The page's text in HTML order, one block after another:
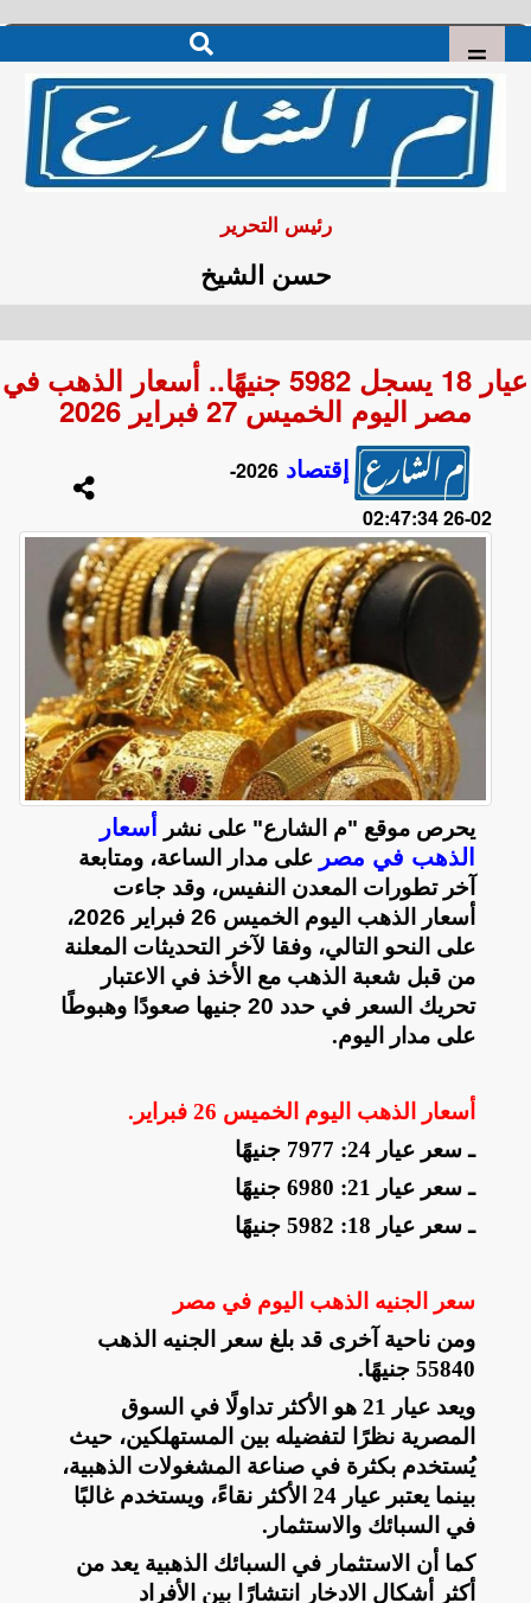
رئيس التحرير
حسن الشيخ
عيار 18 يسجل 5982 جنيهًا.. أسعار الذهب في
مصر اليوم الخميس 27 فبراير 2026
إقتصاد
2026-
02-26 02:47:34
يحرص موقع "م الشارع" على نشر
أسعار
الذهب في مصر على مدار الساعة، ومتابعة
آخر تطورات المعدن النفيس، وقد جاءت
أسعار الذهب اليوم الخميس 26 فبراير 2026،
على النحو التالي، وفقا لآخر التحديثات المعلنة
من قبل شعبة الذهب مع الأخذ في الاعتبار
تحريك السعر في حدد 20 جنيها صعودًا وهبوطًا
على مدار اليوم.
أسعار الذهب اليوم الخميس 26 فبراير
.
ـ سعر عيار 24: 7977 جنيهًا
ـ سعر عيار 21: 6980 جنيهًا
ـ سعر عيار 18: 5982 جنيهًا
سعر الجنيه الذهب اليوم في مصر
ومن ناحية آخرى قد بلغ سعر الجنيه الذهب
55840 جنيهًا
.
ويعد عيار 21 هو الأكثر تداولًا في السوق
المصرية نظرًا لتفضيله بين المستهلكين، حيث
يُستخدم بكثرة في صناعة المشغولات الذهبية،
بينما يعتبر عيار 24 الأكثر نقاءً، ويستخدم غالبًا
في السبائك والاستثمار .
كما أن الاستثمار في السبائك الذهبية يعد من
أكثر أشكال الادخار انتشارًا بين الأفراد